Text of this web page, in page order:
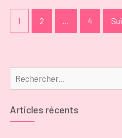
Pagination
des1 2 4
Rechercher :
Articles récents